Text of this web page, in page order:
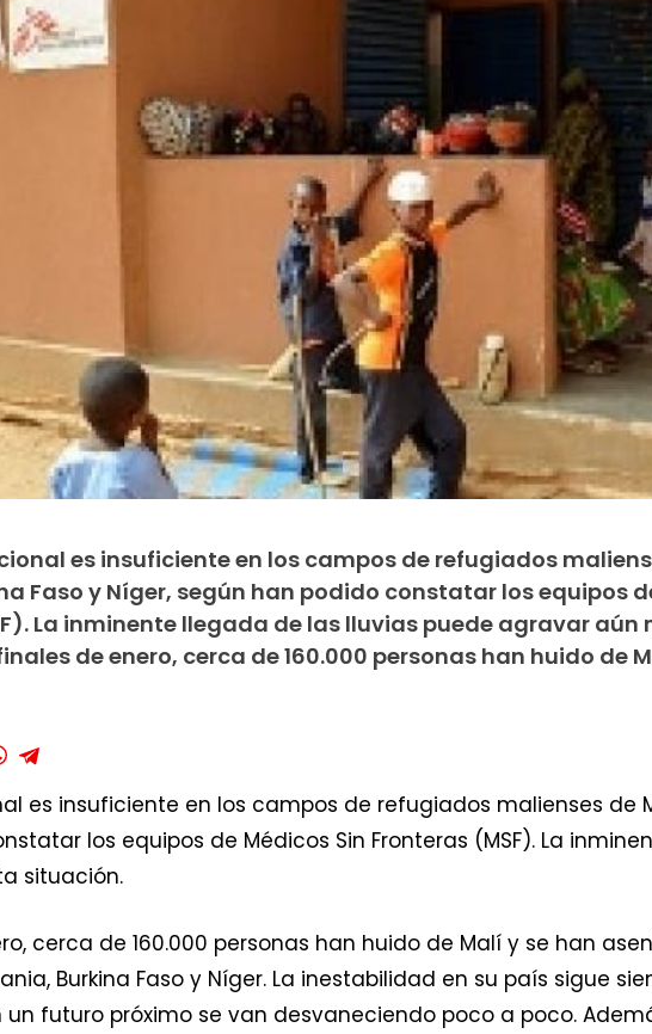
es insuficiente en los campos de refugiados
Faso y Níger, según han podido constatar los equipos
La inminente llegada de las lluvias puede agravar aún
de enero, cerca de 160.000 personas han huido de
es insuficiente en los campos de refugiados malienses de
los equipos de Médicos Sin Fronteras (MSF). La
situación.
cerca de 160.000 personas han huido de Malí y se han
Burkina Faso y Níger. La inestabilidad en su país sigue
un futuro próximo se van desvaneciendo poco a poco.